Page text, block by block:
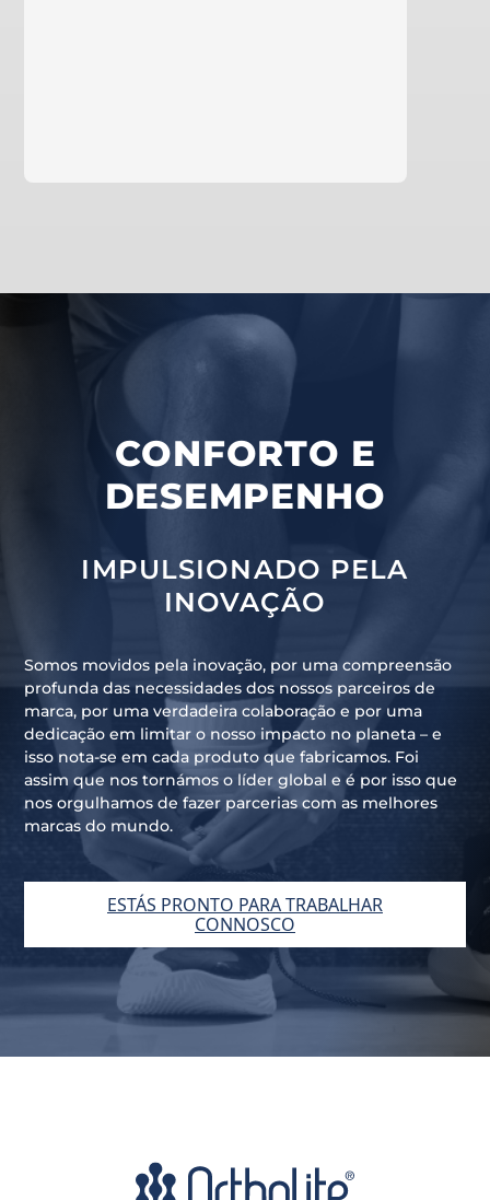
CONFORTO E
DESEMPENHO
IMPULSIONADO PELA
INOVAÇÃO
Somos movidos pela inovação, por uma compreensão
profunda das necessidades dos nossos parceiros de
marca, por uma verdadeira colaboração e por uma
dedicação em limitar o nosso impacto no planeta – e
isso nota-se em cada produto que fabricamos. Foi
assim que nos tornámos o líder global e é por isso que
nos orgulhamos de fazer parcerias com as melhores
marcas do mundo.
ESTÁS PRONTO PARA TRABALHAR
CONNOSCO